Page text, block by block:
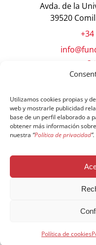
Utilizamos cookies propias y
web y mostrarle publicidad
base de un perfil elaborado a
obtener más información
nuestra “Política de privacidad”.
Política de cookies
Avda. de la
39520
©
Política de